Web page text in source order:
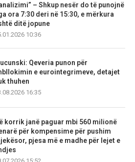
– Shkup nesër do të punojnë
ora 7:30 deri në 15:30, e mërkura
ditë jopune
10:36
Qeveria punon për
e eurointegrimeve, detajet
thuhen
16:35
korrik janë paguar mbi 560 milionë
për kompensime për pushim
pjesa më e madhe për lejet e